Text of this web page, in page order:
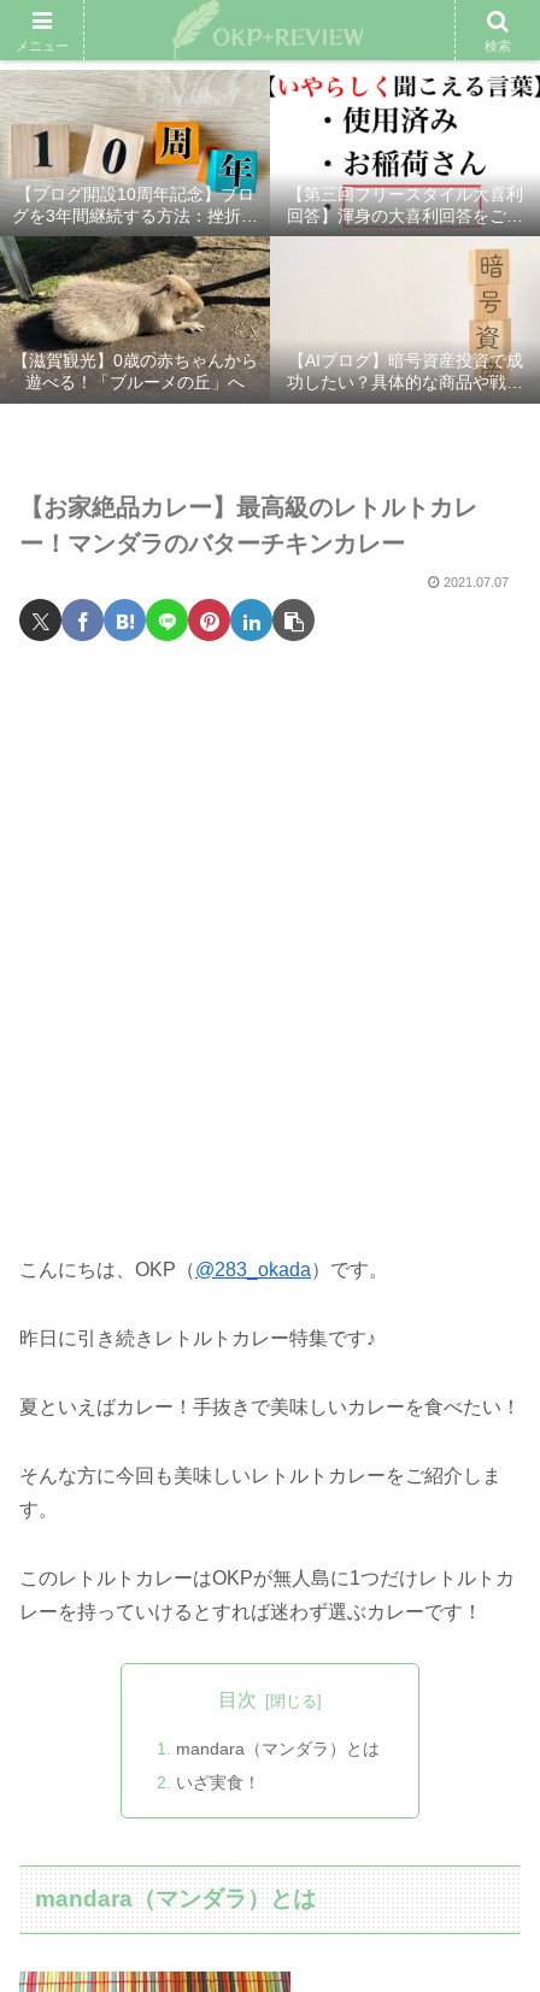
雑記ブログ プロフィール 余興動画 ベスト大喜利 スポ
【ブログ開設10周年記念】ブロ
グを3年間継続する方法：挫折し
ないための7つの秘訣
【第三回フリースタイル大喜利
回答】渾身の大喜利回答をご紹
介！
【滋賀観光】0歳の赤ちゃんから
遊べる！「ブルーメの丘」へ
【AIブログ】暗号資産投資で成
功したい？具体的な商品や戦略
を分かりやすく解説！
【お家絶品カレー】最高級のレトルトカレ
ー！マンダラのバターチキンカレー
2021.07.07
こんにちは、OKP（@283_okada）です。
昨日に引き続きレトルトカレー特集です♪
夏といえばカレー！手抜きで美味しいカレーを食べたい！
そんな方に今回も美味しいレトルトカレーをご紹介しま
す。
このレトルトカレーはOKPが無人島に1つだけレトルトカ
レーを持っていけるとすれば迷わず選ぶカレーです！
目次
mandara（マンダラ）とは
いざ実食！
mandara（マンダラ）とは
メニュー 検索